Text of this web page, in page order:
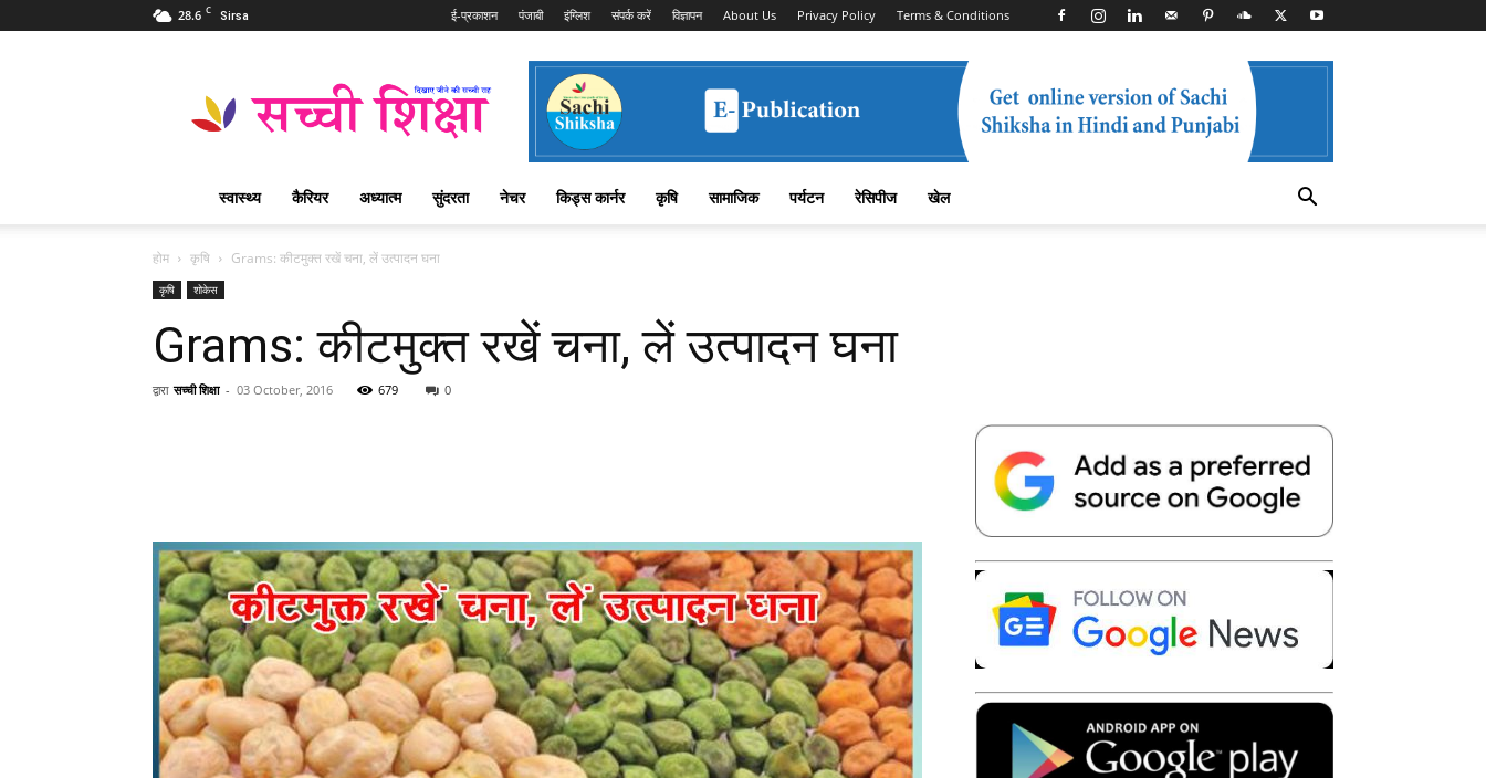
28.6 C Sirsa ई-प्रकाशन पंजाबी इंग्लिश संपर्क करें विज्ञापन About Us Privacy Policy Terms & Conditions
Shiksha
शिक्षा
पत्रिका
स्वास्थ्य कैरियर अध्यात्म सुंदरता नेचर किड्स कार्नर कृषि सामाजिक पर्यटन रेसिपीज खेल
होम कृषि Grams: कीटमुक्त रखें चना, लें उत्पादन घना
कृषि शोकेस
Grams: कीटमुक्त रखें चना, लें उत्पादन घना
द्वारा सच्ची शिक्षा - 03 October, 2016 679 0
Telegram Copy URL